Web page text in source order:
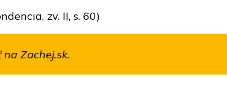
zv. II, s. 60)
Zachej.sk.